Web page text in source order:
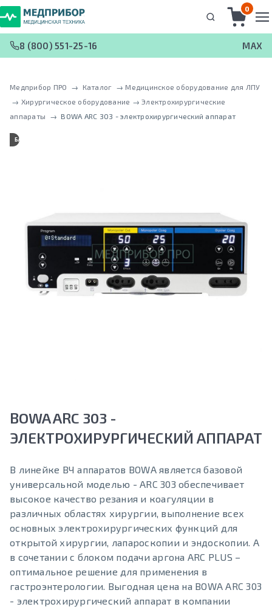
0
8 (800) 551-25-16 MAX
Медприбор ПРО → Каталог → Медицинское оборудование для ЛПУ
→ Хирургическое оборудование → Электрохирургические
аппараты
→ BOWA ARC 303 - электрохирургический аппарат
БАЗОВЫЙ
BOWA ARC 303 -
ЭЛЕКТРОХИРУРГИЧЕСКИЙ АППАРАТ
В линейке ВЧ аппаратов BOWA является базовой
универсальной моделью - ARC 303 обеспечивает
высокое качество резания и коагуляции в
различных областях хирургии, выполнение всех
основных электрохирургических функций для
открытой хирургии, лапароскопии и эндоскопии. А
в сочетании с блоком подачи аргона ARC PLUS –
оптимальное решение для применения в
гастроэнтерологии. Выгодная цена на BOWA ARC 303
- электрохирургический аппарат в компании